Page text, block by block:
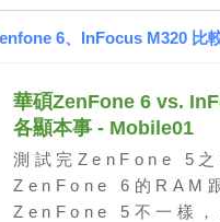
6、InFocus M320 比
華碩ZenFone 6 vs.
各顯本事 - Mobile01
測試完ZenFone 5之
ZenFone 6的RAM
ZenFone 5不一樣，